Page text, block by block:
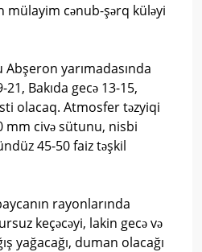
mülayim cənub-şərq küləyi
yarımadasında
Bakıda gecə 13-15,
olacaq. Atmosfer təzyiqi
mm civə sütunu, nisbi
45-50 faiz təşkil
rayonlarında
keçəcəyi, lakin gecə və
yağacağı, duman olacağı